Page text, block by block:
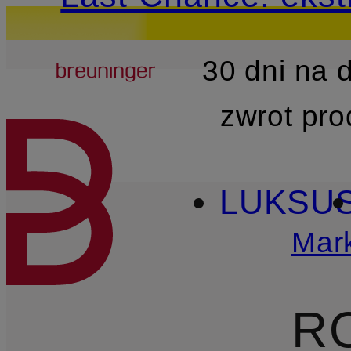
PRZEJDŹ DO GŁÓWNEJ
Breuninger
30 dni na
zwrot